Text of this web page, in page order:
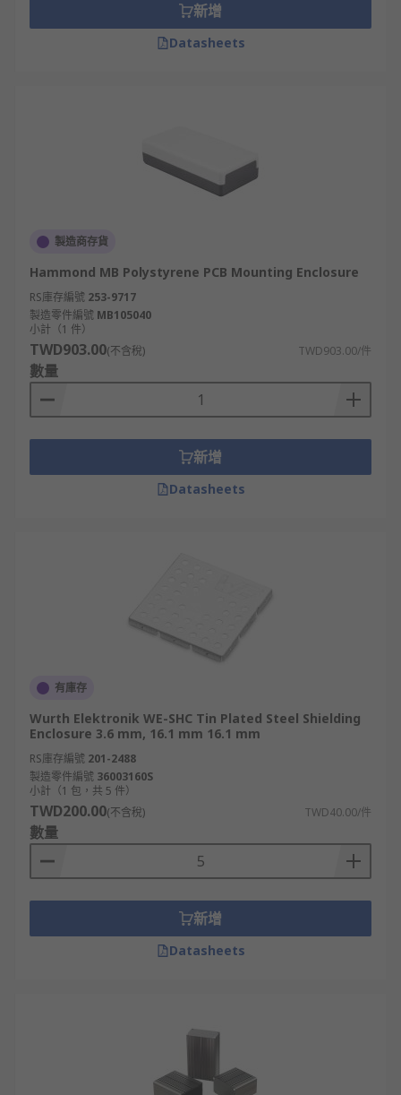
新增
Datasheets
製造商存貨
Hammond MB Polystyrene PCB Mounting Enclosure
RS庫存編號 253-9717
製造零件編號 MB105040
小計（1 件）
TWD903.00(不含稅) TWD903.00/件
數量
新增
Datasheets
有庫存
Wurth Elektronik WE-SHC Tin Plated Steel Shielding
Enclosure 3.6 mm, 16.1 mm 16.1 mm
RS庫存編號 201-2488
製造零件編號 36003160S
小計（1 包，共 5 件）
TWD200.00(不含稅) TWD40.00/件
數量
新增
Datasheets